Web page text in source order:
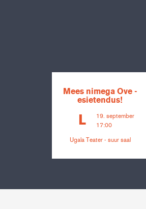
Mees nimega Ove -
esietendus!
L
19. september
17:00
Ugala Teater - suur saal